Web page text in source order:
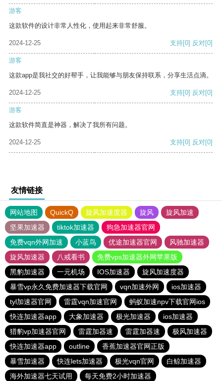
游客
这款软件的设计非常人性化，使用起来非常舒服。
2024-12-25 支持[0] 反对[0]
游客
这款app是我社交的好帮手，让我能够与朋友保持联系，分享生活点滴。
2024-12-25 支持[0] 反对[0]
游客
这款软件简直是神器，解决了我所有问题。
2024-12-25 支持[0] 反对[0]
友情链接
网站地图 QuickQ 旋风加速度器 旋风
旋风加速
坚果加速器
tiktok加速器
狗急加速器官网
免费vqn外网加速
小蓝鸟 优途加速器官网
风驰加速器
旋风加速器
八戒看书
免费vps加速器外网苹果版
黑豹加速器
一元机场 IOS加速器
旋风加速度器
暴雪vp永久免费加速器下载官网
vqn加速外网
ios加速器
tyl加速器官网
雷霆vqn加速官网
蚂蚁加速npv下载官网ios
快连加速器app
大象加速器 极光加速器
ios加速器
猎豹vp加速器官网
雷霆加器速 雷霆加器速
极风加速器
快连加速器app
outline
香蕉加速器官网正版
暴雪加速器
快连lets加速器 极光vqn官网
白鲸加速器
海外加速器七天试用
每天免费2小时加速器